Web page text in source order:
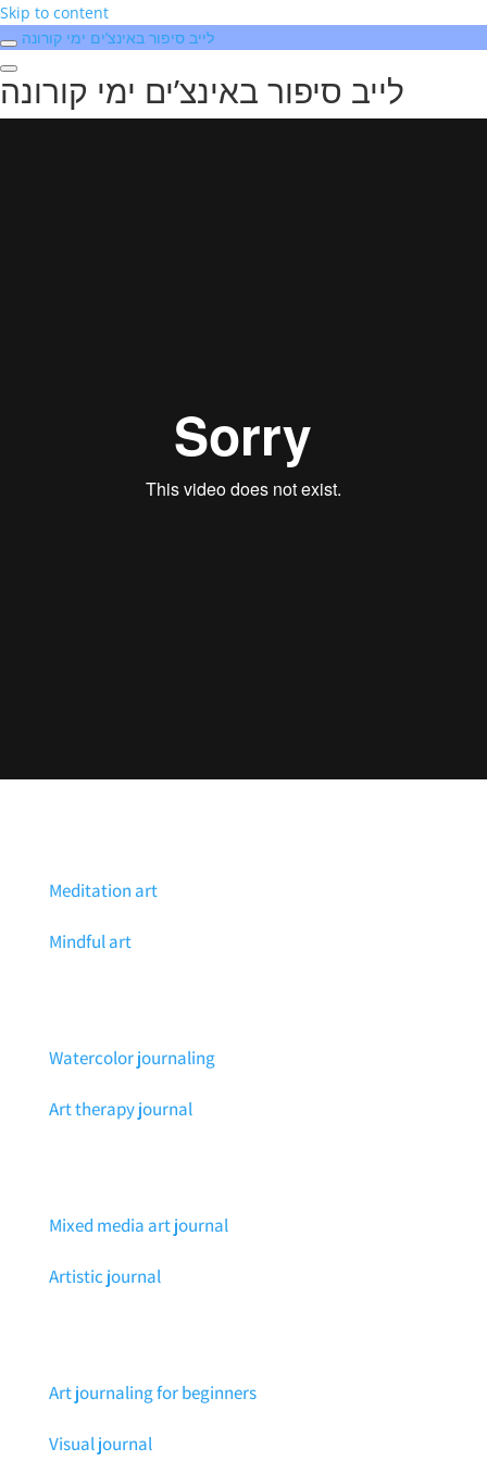
Skip to content
לייב סיפור באינצ’ים ימי קורונה
לייב סיפור באינצ’ים ימי קורונה
Meditation art
Mindful art
Watercolor journaling
Art therapy journal
Mixed media art journal
Artistic journal
Art journaling for beginners
Visual journal